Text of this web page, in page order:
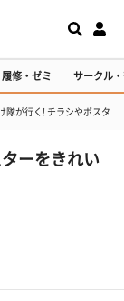
修・ゼミ サークル
隊が行く! チラシやポスタ
ーをきれい